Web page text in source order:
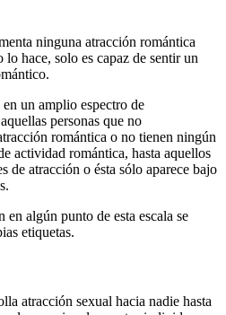
ninguna atracción romántica
hace, solo es capaz de sentir un
un amplio espectro de
personas que no
romántica o no tienen ningún
actividad romántica, hasta aquellos
de atracción o ésta sólo aparece bajo
en algún punto de esta escala se
etiquetas.
atracción sexual hacia nadie hasta